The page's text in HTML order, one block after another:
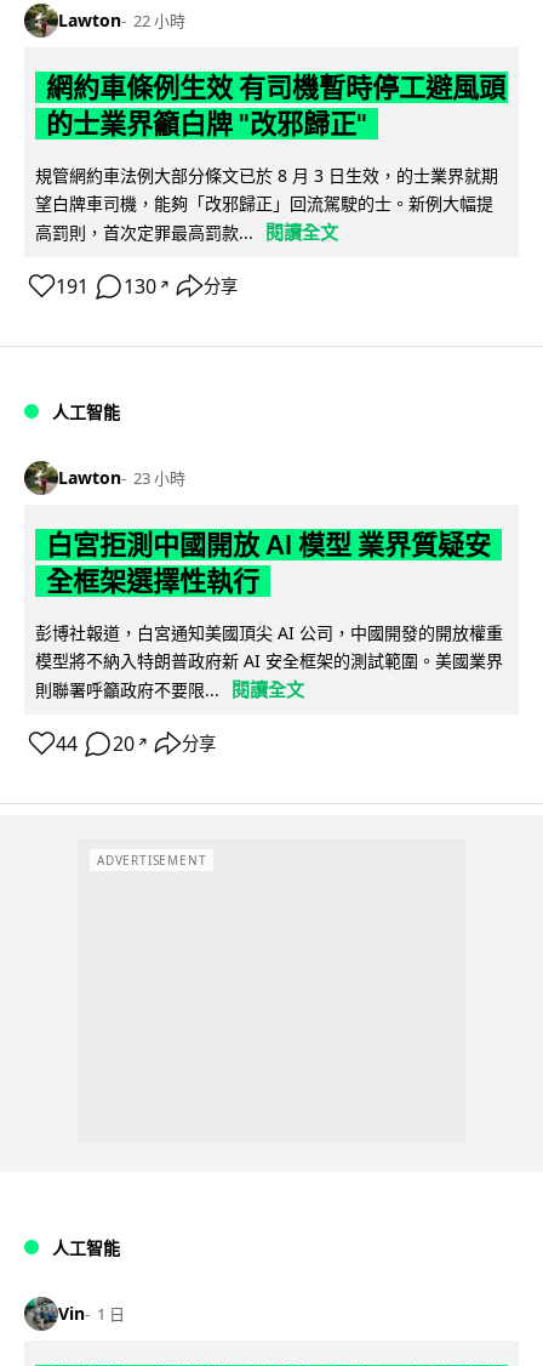
Lawton 22 小時
網約車條例生效 有司機暫時停工避風頭
的士業界籲白牌 "改邪歸正"
規管網約車法例大部分條文已於 8 月 3 日生效，的士業界就期
望白牌車司機，能夠「改邪歸正」回流駕駛的士。新例大幅提
高罰則，首次定罪最高罰款...
閱讀全文
191 130 ↗ 分享
人工智能
Lawton 23 小時
白宮拒測中國開放 AI 模型 業界質疑安
全框架選擇性執行
彭博社報道，白宮通知美國頂尖 AI 公司，中國開發的開放權重
模型將不納入特朗普政府新 AI 安全框架的測試範圍。美國業界
則聯署呼籲政府不要限...
閱讀全文
44 20 ↗ 分享
ADVERTISEMENT
人工智能
Vin 1 日